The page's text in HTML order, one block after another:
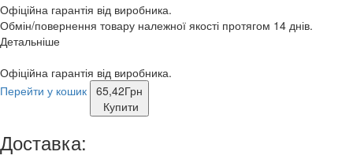
Офіційна гарантія від виробника.
Обмін/повернення товару належної якості протягом 14 днів.
Детальніше
Офіційна гарантія від виробника.
Перейти у кошик 65,42Грн
Купити
Доставка: